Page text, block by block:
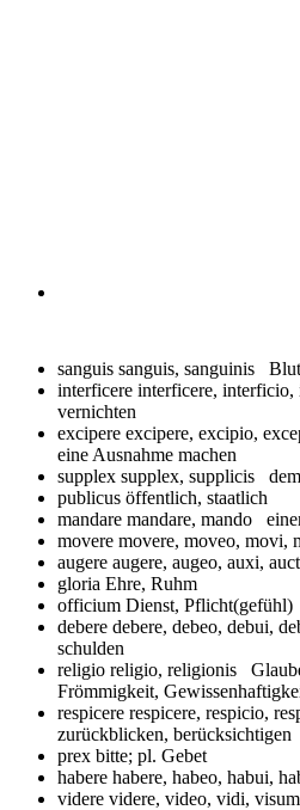
sanguis sanguis, sanguinis Blut
interficere interficere,
vernichten
excipere excipere, excipio,
eine Ausnahme machen
supplex supplex, supplicis
publicus öffentlich, staatlich
mandare mandare, mando
movere movere, moveo, movi,
augere augere, augeo, auxi,
gloria Ehre, Ruhm
officium Dienst, Pflicht(gefühl)
debere debere, debeo, debui,
schulden
religio religio, religionis
Frömmigkeit,
respicere respicere, respicio,
zurückblicken, berücksichtigen
prex bitte; pl. Gebet
habere habere, habeo, habui,
videre videre, video, vidi,